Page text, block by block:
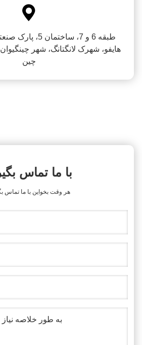

طبقه 6 و 7،
هایفو، شهرک لانگتانگ، شهر
چین
با ما تماس
هر وقت بخواين با ما تماس